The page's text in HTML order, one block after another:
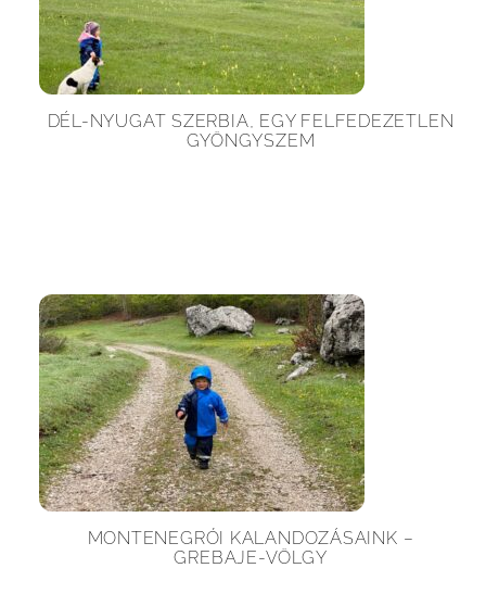
DÉL-NYUGAT SZERBIA, EGY FELFEDEZETLEN
GYÖNGYSZEM
MONTENEGRÓI KALANDOZÁSAINK –
GREBAJE-VÖLGY